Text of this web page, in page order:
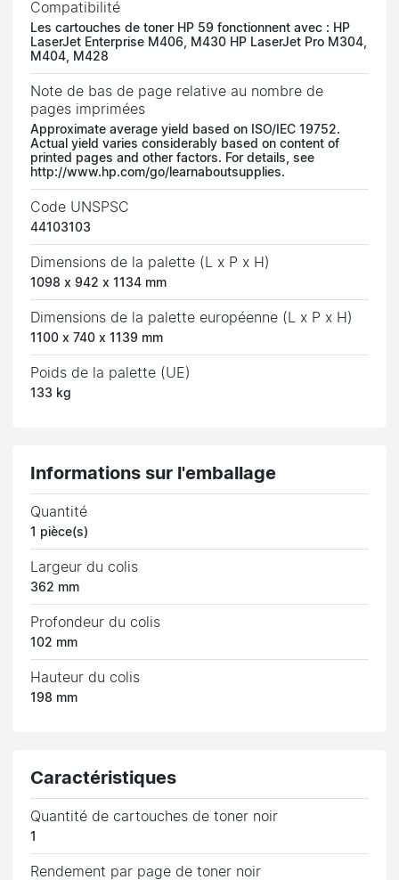
Compatibilité
Les cartouches de toner HP 59 fonctionnent avec : HP
LaserJet Enterprise M406, M430 HP LaserJet Pro M304,
M404, M428
Note de bas de page relative au nombre de
pages imprimées
Approximate average yield based on ISO/IEC 19752.
Actual yield varies considerably based on content of
printed pages and other factors. For details, see
http://www.hp.com/go/learnaboutsupplies.
Code UNSPSC
44103103
Dimensions de la palette (L x P x H)
1098 x 942 x 1134 mm
Dimensions de la palette européenne (L x P x H)
1100 x 740 x 1139 mm
Poids de la palette (UE)
133 kg
Informations sur l'emballage
Quantité
1 pièce(s)
Largeur du colis
362 mm
Profondeur du colis
102 mm
Hauteur du colis
198 mm
Caractéristiques
Quantité de cartouches de toner noir
1
Rendement par page de toner noir